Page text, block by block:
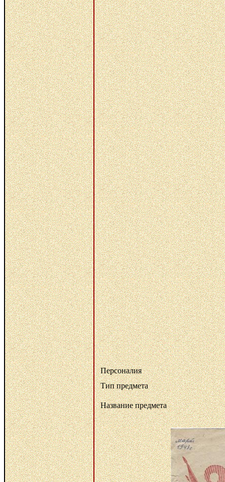
Персоналия
Тип предмета
Название предмета